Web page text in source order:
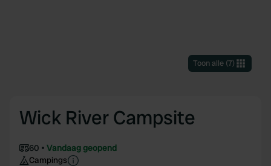
Toon alle(7)
Wick River Campsite
60
Vandaag geopend
Campings